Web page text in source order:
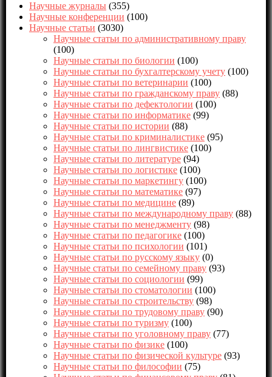
Научные журналы (355)
Научные конференции (100)
Научные статьи (3030)
Научные статьи по административному праву
(100)
Научные статьи по биологии (100)
Научные статьи по бухгалтерскому учету (100)
Научные статьи по ветеринарии (100)
Научные статьи по гражданскому праву (88)
Научные статьи по дефектологии (100)
Научные статьи по информатике (99)
Научные статьи по истории (88)
Научные статьи по криминалистике (95)
Научные статьи по лингвистике (100)
Научные статьи по литературе (94)
Научные статьи по логистике (100)
Научные статьи по маркетингу (100)
Научные статьи по математике (97)
Научные статьи по медицине (89)
Научные статьи по международному праву (88)
Научные статьи по менеджменту (98)
Научные статьи по педагогике (100)
Научные статьи по психологии (101)
Научные статьи по русскому языку (0)
Научные статьи по семейному праву (93)
Научные статьи по социологии (99)
Научные статьи по стоматологии (100)
Научные статьи по строительству (98)
Научные статьи по трудовому праву (90)
Научные статьи по туризму (100)
Научные статьи по уголовному праву (77)
Научные статьи по физике (100)
Научные статьи по физической культуре (93)
Научные статьи по философии (75)